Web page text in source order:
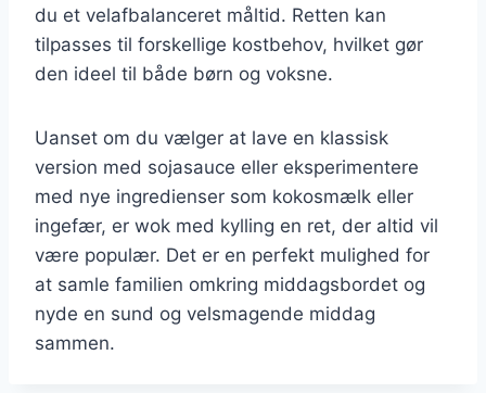
du et velafbalanceret måltid. Retten kan
tilpasses til forskellige kostbehov, hvilket gør
den ideel til både børn og voksne.
Uanset om du vælger at lave en klassisk
version med sojasauce eller eksperimentere
med nye ingredienser som kokosmælk eller
ingefær, er wok med kylling en ret, der altid vil
være populær. Det er en perfekt mulighed for
at samle familien omkring middagsbordet og
nyde en sund og velsmagende middag
sammen.